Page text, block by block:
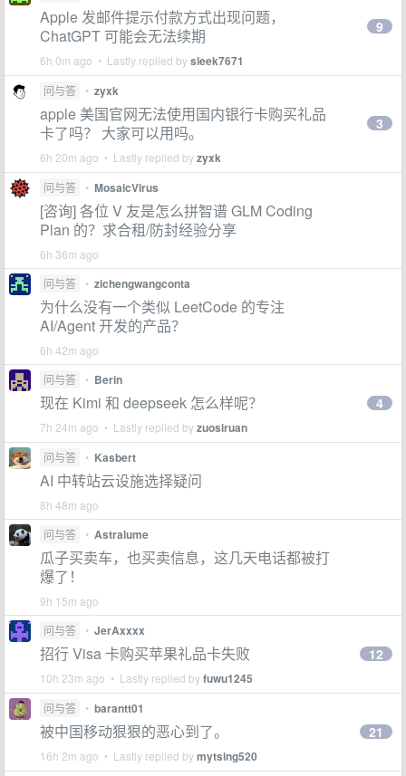
Apple 发邮件提示付款方式出现问题，
ChatGPT 可能会无法续期
6h 0m ago • Lastly replied bysleek7671
9
问与答 • zyxk
apple 美国官网无法使用国内银行卡购买礼品
卡了吗？ 大家可以用吗。
6h 20m ago • Lastly replied byzyxk
3
问与答 • MosaicVirus
[咨询] 各位 V 友是怎么拼智谱 GLM Coding
Plan 的？求合租/防封经验分享
6h 36m ago
问与答
• zichengwangconta
为什么没有一个类似 LeetCode 的专注
AI/Agent 开发的产品？
6h 42m ago
问与答
• Berin
现在 Kimi 和 deepseek 怎么样呢？
7h 24m ago • Lastly replied byzuosiruan
4
问与答 • Kasbert
AI 中转站云设施选择疑问
8h 48m ago
问与答
• Astralume
瓜子买卖车，也买卖信息，这几天电话都被打
爆了！
9h 15m ago
问与答
• JerAxxxx
招行 Visa 卡购买苹果礼品卡失败
10h 23m ago • Lastly replied byfuwu1245
12
问与答 • barantt01
被中国移动狠狠的恶心到了。
16h 2m ago • Lastly replied bymytsing520
21